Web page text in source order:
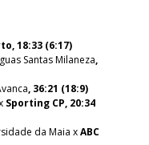
18:33 (6:17)
Santas Milaneza,
, 36:21 (18:9)
Sporting CP, 20:34
da Maia xABC